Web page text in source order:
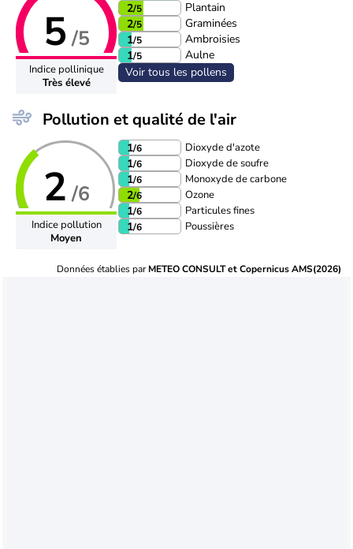
5 /5
Indice pollinique
Très élevé
2/5
Plantain
2/5
Graminées
1/5
Ambroisies
1/5
Aulne
Voir tous les pollens
Pollution et qualité de l'air
2 /6
Indice pollution
Moyen
1/6 Dioxyde d'azote
1/6 Dioxyde de soufre
1/6 Monoxyde de carbone
2/6 Ozone
1/6 Particules fines
1/6 Poussières
Données établies parMETEO CONSULT et Copernicus AMS(2026)